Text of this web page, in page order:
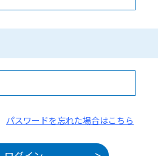
パスワードを忘れた場合はこちら